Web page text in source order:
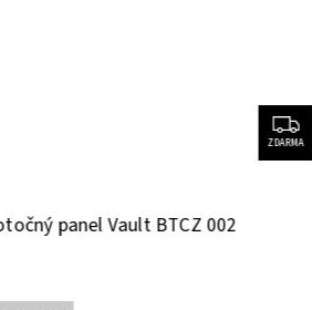
panel Vault BTCZ 002